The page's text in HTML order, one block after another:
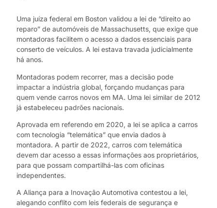
Uma juíza federal em Boston validou a lei de “direito ao
reparo” de automóveis de Massachusetts, que exige que
montadoras facilitem o acesso a dados essenciais para
conserto de veículos. A lei estava travada judicialmente
há anos.
Montadoras podem recorrer, mas a decisão pode
impactar a indústria global, forçando mudanças para
quem vende carros novos em MA. Uma lei similar de 2012
já estabeleceu padrões nacionais.
Aprovada em referendo em 2020, a lei se aplica a carros
com tecnologia “telemática” que envia dados à
montadora. A partir de 2022, carros com telemática
devem dar acesso a essas informações aos proprietários,
para que possam compartilhá-las com oficinas
independentes.
A Aliança para a Inovação Automotiva contestou a lei,
alegando conflito com leis federais de segurança e